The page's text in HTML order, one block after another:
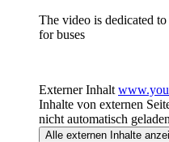
The video is dedicated
for buses
Externer Inhalt
Inhalte von externen
nicht automatisch
Alle externen Inhalte